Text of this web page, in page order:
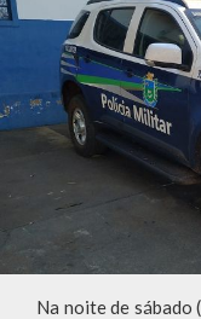
Na noite de sábado